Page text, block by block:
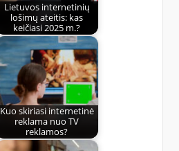
Lietuvos internetinių
lošimų ateitis: kas
keičiasi 2025 m.?
Kuo skiriasi internetinė
reklama nuo TV
reklamos?